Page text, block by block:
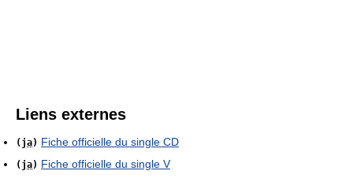
Liens externes
( ja) Fiche officielle du single CD
( ja) Fiche officielle du single V